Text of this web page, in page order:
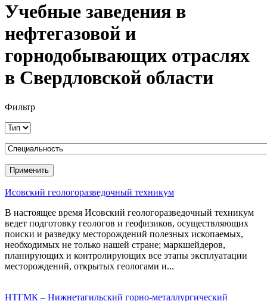
Учебные заведения в
нефтегазовой и
горнодобывающих отраслях
в Свердловской области
Фильтр
Исовский геологоразведочный техникум
В настоящее время Исовский геологоразведочный техникум
ведет подготовку геологов и геофизиков, осуществляющих
поиски и разведку месторождений полезных ископаемых,
необходимых не только нашей стране; маркшейдеров,
планирующих и контролирующих все этапы эксплуатации
месторождений, открытых геологами и...
НТГМК – Нижнетагильский горно-металлургический